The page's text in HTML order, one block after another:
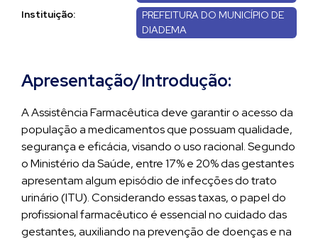
Instituição:
PREFEITURA DO MUNICÍPIO DE
DIADEMA
Apresentação/Introdução:
A Assistência Farmacêutica deve garantir o acesso da
população a medicamentos que possuam qualidade,
segurança e eficácia, visando o uso racional. Segundo
o Ministério da Saúde, entre 17% e 20% das gestantes
apresentam algum episódio de infecções do trato
urinário (ITU). Considerando essas taxas, o papel do
profissional farmacêutico é essencial no cuidado das
gestantes, auxiliando na prevenção de doenças e na